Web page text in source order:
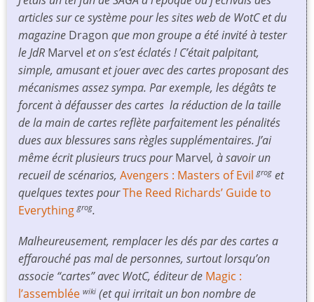
articles sur ce système pour les sites web de WotC et du
magazine Dragon que mon groupe a été invité à tester
le JdR Marvel et on s’est éclatés ! C’était palpitant,
simple, amusant et jouer avec des cartes proposant des
mécanismes assez sympa. Par exemple, les dégâts te
forcent à défausser des cartes la réduction de la taille
de la main de cartes reflète parfaitement les pénalités
dues aux blessures sans règles supplémentaires. J’ai
même écrit plusieurs trucs pourMarvel, à savoir un
recueil de scénarios, Avengers : Masters of Evil grog et
quelques textes pourThe Reed Richards’ Guide to
Everything grog.
Malheureusement, remplacer les dés par des cartes a
effarouché pas mal de personnes, surtout lorsqu’on
associe “cartes” avec WotC, éditeur de Magic :
l’assemblée wiki (et qui irritait un bon nombre de